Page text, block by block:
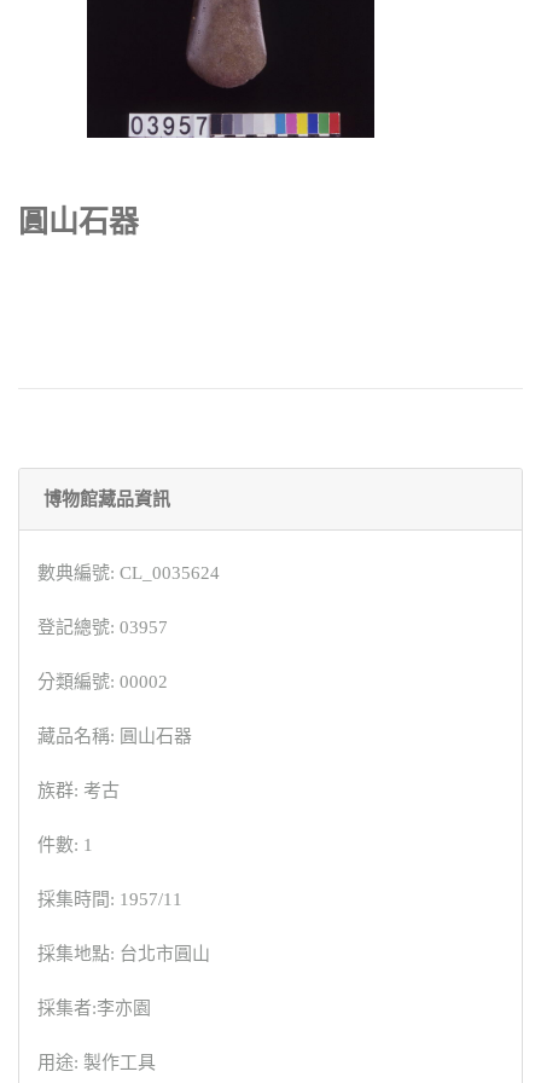
圓山石器
博物館藏品資訊
數典編號: CL_0035624
登記總號: 03957
分類編號: 00002
藏品名稱: 圓山石器
族群: 考古
件數: 1
採集時間: 1957/11
採集地點: 台北市圓山
採集者:李亦園
用途: 製作工具